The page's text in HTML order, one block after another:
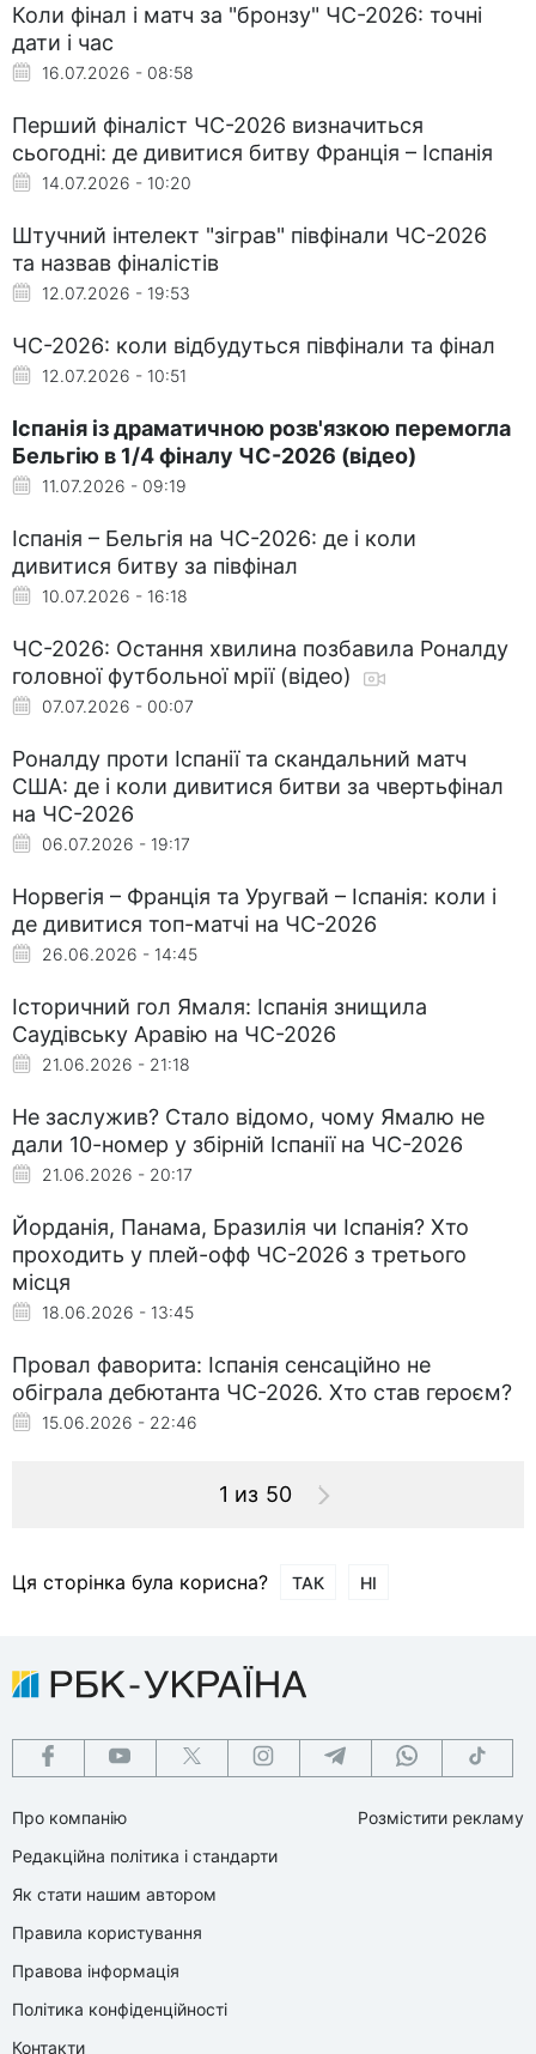
Коли фінал і матч за "бронзу" ЧС-2026: точні
дати і час
16.07.2026 - 08:58
Перший фіналіст ЧС-2026 визначиться
сьогодні: де дивитися битву Франція – Іспанія
14.07.2026 - 10:20
Штучний інтелект "зіграв" півфінали ЧС-2026
та назвав фіналістів
12.07.2026 - 19:53
ЧС-2026: коли відбудуться півфінали та фінал
12.07.2026 - 10:51
Іспанія із драматичною розв'язкою перемогла
Бельгію в 1/4 фіналу ЧС-2026 (відео)
11.07.2026 - 09:19
Іспанія – Бельгія на ЧС-2026: де і коли
дивитися битву за півфінал
10.07.2026 - 16:18
ЧС-2026: Остання хвилина позбавила Роналду
головної футбольної мрії (відео)
07.07.2026 - 00:07
Роналду проти Іспанії та скандальний матч
США: де і коли дивитися битви за чвертьфінал
на ЧС-2026
06.07.2026 - 19:17
Норвегія – Франція та Уругвай – Іспанія: коли і
де дивитися топ-матчі на ЧС-2026
26.06.2026 - 14:45
Історичний гол Ямаля: Іспанія знищила
Саудівську Аравію на ЧС-2026
21.06.2026 - 21:18
Не заслужив? Стало відомо, чому Ямалю не
дали 10-номер у збірній Іспанії на ЧС-2026
21.06.2026 - 20:17
Йорданія, Панама, Бразилія чи Іспанія? Хто
проходить у плей-офф ЧС-2026 з третього
місця
18.06.2026 - 13:45
Провал фаворита: Іспанія сенсаційно не
обіграла дебютанта ЧС-2026. Хто став героєм?
15.06.2026 - 22:46
1 из 50
Ця сторінка була корисна? ТАК НІ
Про компанію
Редакційна політика і стандарти
Як стати нашим автором
Правила користування
Правова інформація
Політика конфіденційності
Контакти
Розмістити рекламу